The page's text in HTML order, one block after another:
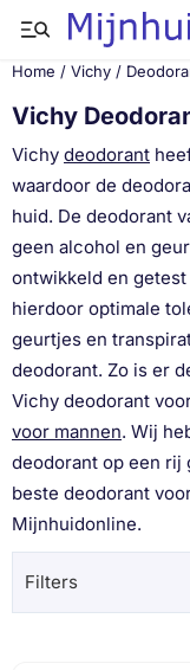
Cookievoorkeuren
Home / Vichy /
Vichy
Vichy deodorant
waardoor de
huid. De deodorant
geen alcohol en
ontwikkeld en
hierdoor optimale
geurtjes en
deodorant. Zo is er
Vichy deodorant
voor mannen. Wij
deodorant op een rij
beste deodorant
Mijnhuidonline.
Filters